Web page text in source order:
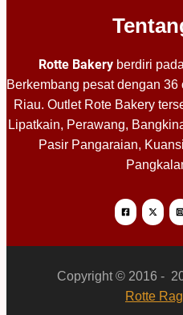
Rotte Bakeryberdiri
Berkembang pesat dengan
Riau. Outlet Rote Bakery
Lipatkain, Perawang,
Pasir Pangaraian,
Copyright © 2016 -
Rotte